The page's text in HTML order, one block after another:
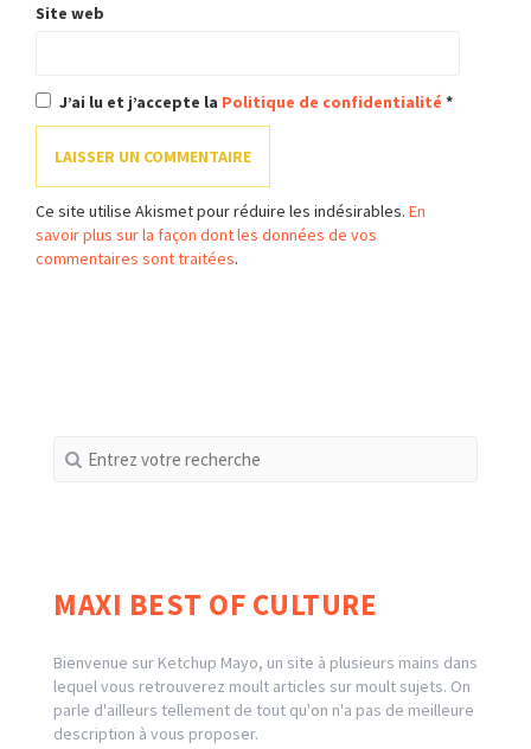
Site web
J’ai lu et j’accepte la Politique de confidentialité *
Ce site utilise Akismet pour réduire les indésirables. En
savoir plus sur la façon dont les données de vos
commentaires sont traitées.
Recherche
pour
MAXI BEST OF CULTURE
Bienvenue sur Ketchup Mayo, un site à plusieurs mains dans
lequel vous retrouverez moult articles sur moult sujets. On
parle d'ailleurs tellement de tout qu'on n'a pas de meilleure
description à vous proposer.